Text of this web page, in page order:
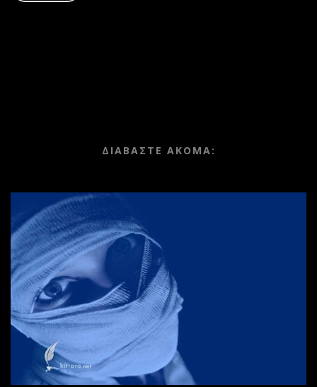
ΔΙΑΒΑΣΤΕ ΑΚΟΜΑ: